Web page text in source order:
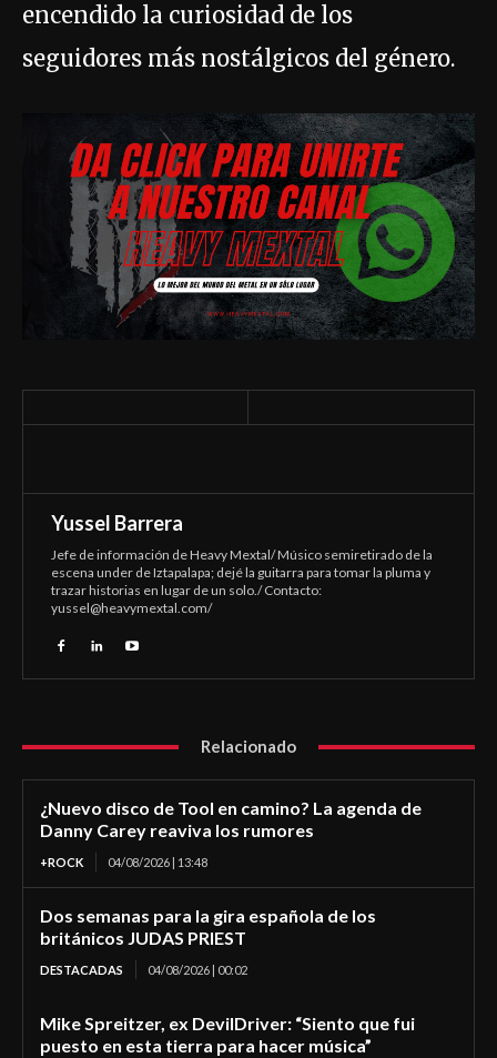
encendido la curiosidad de los
seguidores más nostálgicos del género.
Yussel Barrera
Jefe de información de Heavy Mextal/ Músico semiretirado de la
escena under de Iztapalapa; dejé la guitarra para tomar la pluma y
trazar historias en lugar de un solo./ Contacto:
yussel@heavymextal.com/
Relacionado
¿Nuevo disco de Tool en camino? La agenda de
Danny Carey reaviva los rumores
+ROCK 04/08/2026 | 13:48
Dos semanas para la gira española de los
británicos JUDAS PRIEST
DESTACADAS 04/08/2026 | 00:02
Mike Spreitzer, ex DevilDriver: “Siento que fui
puesto en esta tierra para hacer música”